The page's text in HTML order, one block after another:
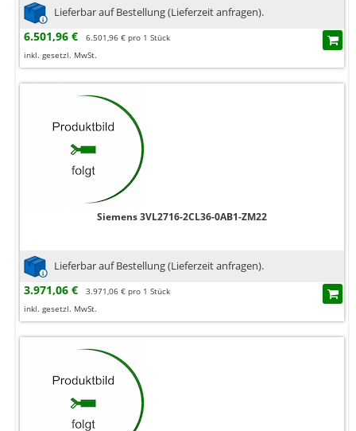
Lieferbar auf Bestellung (Lieferzeit anfragen).
6.501,96 €
6.501,96 € pro 1 Stück
inkl. gesetzl. MwSt.
Siemens 3VL2716-2CL36-0AB1-ZM22
Lieferbar auf Bestellung (Lieferzeit anfragen).
3.971,06 €
3.971,06 € pro 1 Stück
inkl. gesetzl. MwSt.